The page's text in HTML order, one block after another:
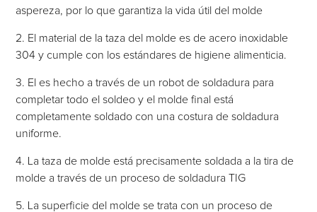
aspereza, por lo que garantiza la vida útil del molde
2. El material de la taza del molde es de acero inoxidable
304 y cumple con los estándares de higiene alimenticia.
3. El es hecho a través de un robot de soldadura para
completar todo el soldeo y el molde final está
completamente soldado con una costura de soldadura
uniforme.
4. La taza de molde está precisamente soldada a la tira de
molde a través de un proceso de soldadura TIG
5. La superficie del molde se trata con un proceso de